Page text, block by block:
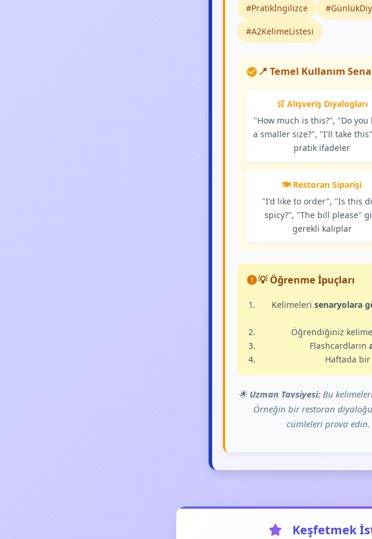
#Pratikİngilizce
#A2KelimeListesi
📍 Temel Kullanım
🛒 Alışveriş Diyalogları
"How much is this?", "Do you
a smaller size?", "I'll take
pratik ifadeler
🍽️ Restoran Siparişi
"I'd like to order", "Is this
spicy?", "The bill please"
gerekli kalıplar
💡 Öğrenme İpuçları
Kelimeleri senaryolara
Öğrendiğiniz
Flashcardların
Haftada bir
🌟 Uzman Tavsiyesi: Bu
Örneğin bir restoran diyaloğu
cümleleri prova
Keşfetmek